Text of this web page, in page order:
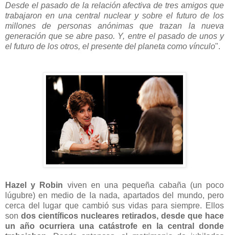
Desde el pasado de la relación afectiva de tres amigos que
trabajaron en una central nuclear y sobre el futuro de los
millones de personas anónimas que trazan la nueva
generación que se abre paso. Y, entre el pasado de unos y
el futuro de los otros, el presente del planeta como vínculo".
Hazel y Robin viven en una pequeña cabaña (un poco
lúgubre) en medio de la nada, apartados del mundo, pero
cerca del lugar que cambió sus vidas para siempre. Ellos
son dos científicos nucleares retirados, desde que hace
un año ocurriera una catástrofe en la central donde